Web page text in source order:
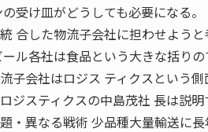
受け皿がどうしても必要になる。
合した物流子会社に担わせようと
ール各社は食品という大きな括り
子会社はロジス ティクスという
ジスティクスの中島茂社 長は説明
・異なる戦術 少品種大量輸送に